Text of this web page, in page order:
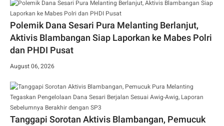
Polemik Dana Sesari Pura Melanting Berlanjut,
Aktivis Blambangan Siap Laporkan ke Mabes Polri
dan PHDI Pusat
August 06, 2026
Tanggapi Sorotan Aktivis Blambangan, Pemucuk